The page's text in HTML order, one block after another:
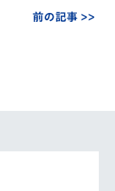
前の記事 >>